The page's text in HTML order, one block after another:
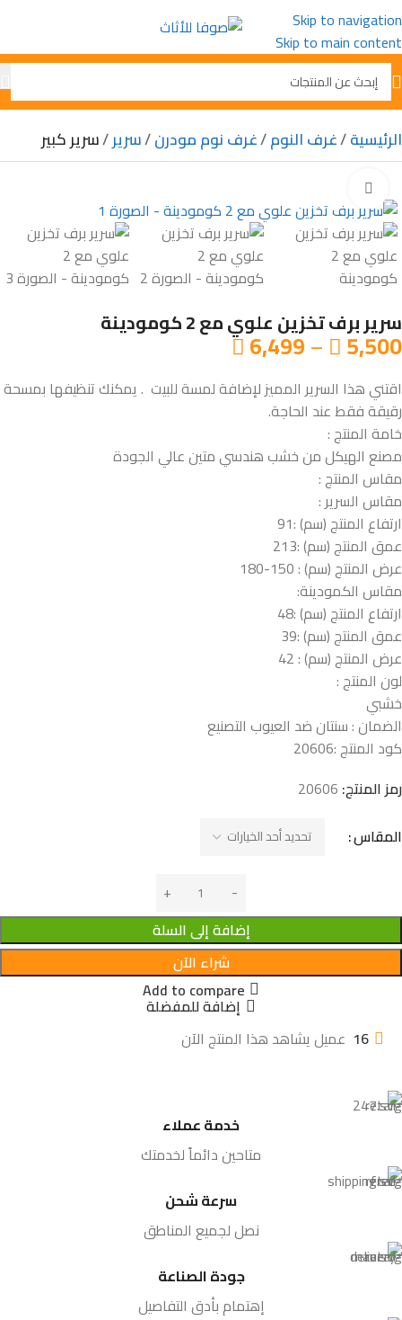
Skip to navigation
Skip to main content
الرئيسية غرف النوم غرف نوم مودرن سرير سرير كبير
سرير برف تخزين علوي مع 2 كومودينة
 5,500
–
6,499
اقتني هذا السرير المميز لإضافة لمسة للبيت . يمكنك تنظيفها بمسحة
رقيقة فقط عند الحاجة.
خامة المنتج :
مصنع الهيكل من خشب هندسي متين عالي الجودة
مقاس المنتج :
مقاس السرير :
ارتفاع المنتج (سم) :91
عمق المنتج (سم) :213
عرض المنتج (سم) : 150-180
مقاس الكمودينة:
ارتفاع المنتج (سم) :48
عمق المنتج (سم) :39
عرض المنتج (سم) : 42
لون المنتج :
خشبي
الضمان : سنتان ضد العيوب التصنيع
كود المنتج :20606
رمز المنتج: 20606
المقاس
إضافة إلى السلة
شراء الآن
Add to compare
إضافة للمفضلة
16 عميل يشاهد هذا المنتج الآن
خدمة عملاء
متاحين دائماً لخدمتك
سرعة شحن
نصل لجميع المناطق
جودة الصناعة
إهتمام بأدق التفاصيل